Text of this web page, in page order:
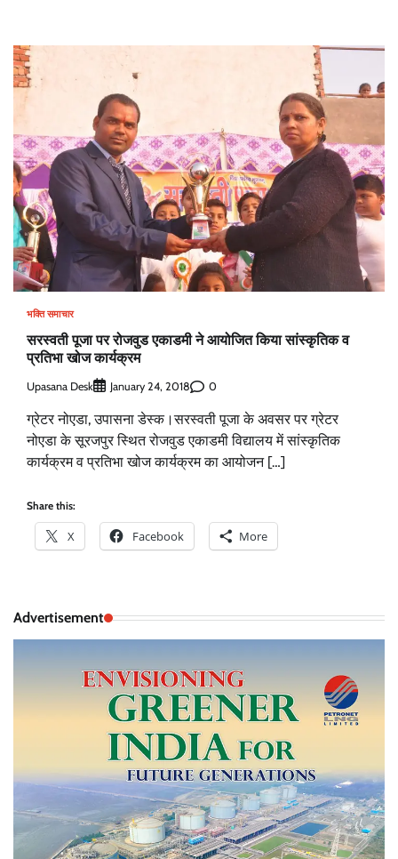
भक्ति समाचार
सरस्वती पूजा पर रोजवुड एकाडमी ने आयोजित किया सांस्कृतिक व
प्रतिभा खोज कार्यक्रम
Upasana Desk January 24, 2018 0
ग्रेटर नोएडा, उपासना डेस्क।सरस्वती पूजा के अवसर पर ग्रेटर
नोएडा के सूरजपुर स्थित रोजवुड एकाडमी विद्यालय में सांस्कृतिक
कार्यक्रम व प्रतिभा खोज कार्यक्रम का आयोजन […]
Share this:
X Facebook More
Advertisement